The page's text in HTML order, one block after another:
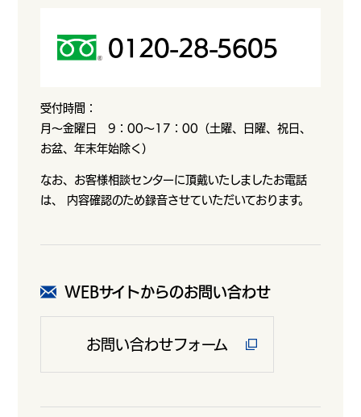
0120-28-5605
受付時間：
月～金曜日 9：00～17：00（土曜、日曜、祝日、
お盆、年末年始除く）
なお、お客様相談センターに頂戴いたしましたお電話
は、 内容確認のため録音させていただいております。
WEBサイトからのお問い合わせ
お問い合わせフォーム